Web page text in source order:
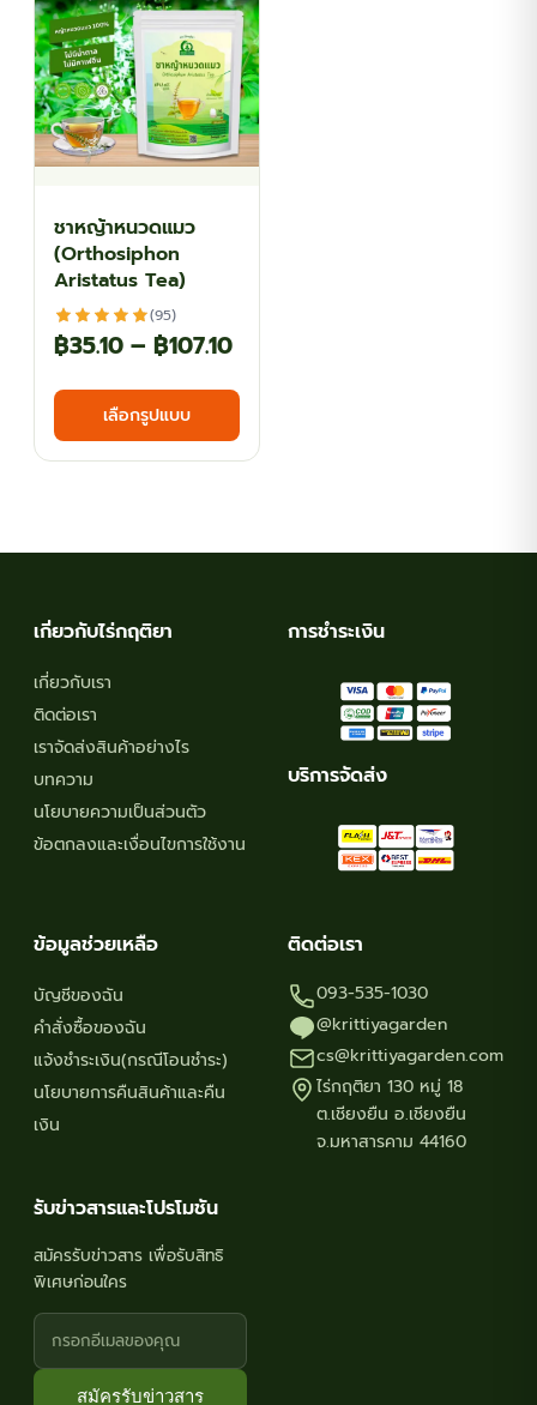
ชาหญ้าหนวดแมว
(Orthosiphon
Aristatus Tea)
(95)
฿35.10 – ฿107.10Price
range:
through
เลือกรูปแบบ
This
has
The
product
เกี่ยวกับไร่กฤติยา
เกี่ยวกับเรา
ติดต่อเรา
เราจัดส่งสินค้าอย่างไร
บทความ
นโยบายความเป็นส่วนตัว
ข้อตกลงและเงื่อนไขการใช้งาน
การชำระเงิน
บริการจัดส่ง
ข้อมูลช่วยเหลือ
บัญชีของฉัน
คำสั่งซื้อของฉัน
แจ้งชำระเงิน(กรณีโอนชำระ)
นโยบายการคืนสินค้าและคืน
เงิน
ติดต่อเรา
093-535-1030
@krittiyagarden
cs@krittiyagarden.com
ไร่กฤติยา 130 หมู่ 18
ต.เชียงยืน อ.เชียงยืน
จ.มหาสารคาม 44160
รับข่าวสารและโปรโมชัน
สมัครรับข่าวสาร เพื่อรับสิทธิ
พิเศษก่อนใคร
สมัครรับข่าวสาร